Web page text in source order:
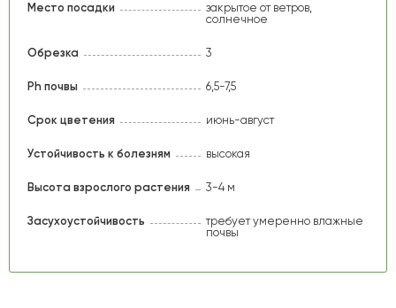
Место посадки
закрытое от ветров,
солнечное
Обрезка 3
Ph почвы 6,5-7,5
Срок цветения июнь-август
Устойчивость к болезням высокая
Высота взрослого растения 3-4 м
Засухоустойчивость
требует умеренно влажные
почвы